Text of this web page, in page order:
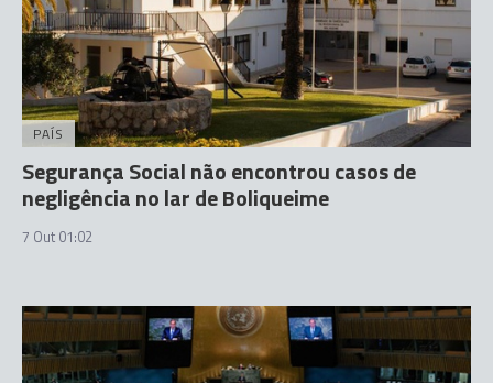
PAÍS
Segurança Social não encontrou casos de
negligência no lar de Boliqueime
7 Out 01:02